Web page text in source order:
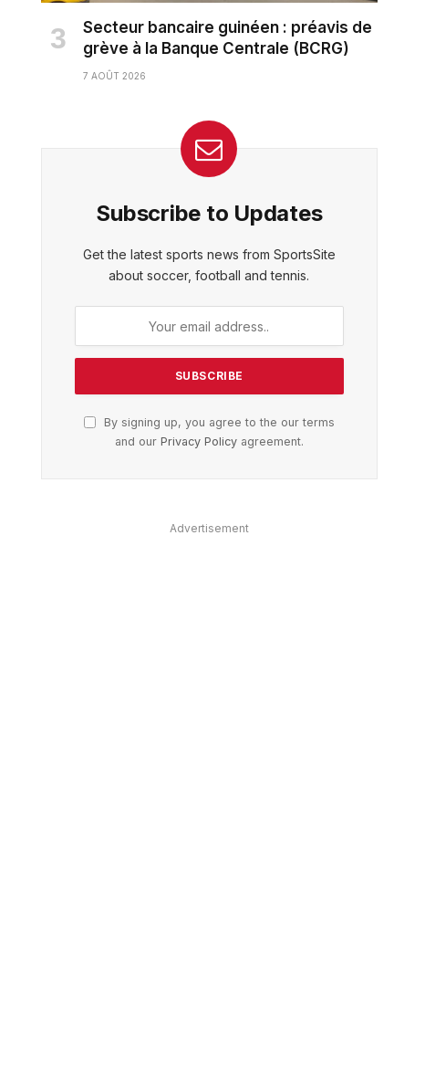
Secteur bancaire guinéen : préavis de
grève à la Banque Centrale (BCRG)
7 AOÛT 2026
Subscribe to Updates
Get the latest sports news from SportsSite
about soccer, football and tennis.
By signing up, you agree to the our terms
and our Privacy Policyagreement.
Advertisement